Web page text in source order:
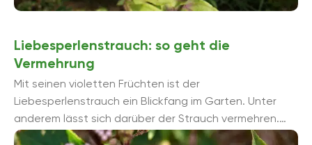
Liebesperlenstrauch: so geht die
Vermehrung
Mit seinen violetten Früchten ist der
Liebesperlenstrauch ein Blickfang im Garten. Unter
anderem lässt sich darüber der Strauch vermehren.
Einfacher ist die Vermehrung des Liebesperlenstrauch